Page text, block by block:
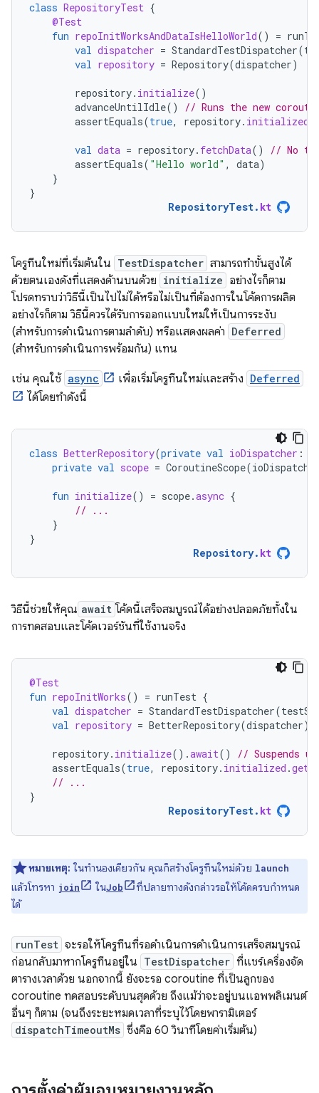
class RepositoryTest {
@Test
fun repoInitWorksAndDataIsHelloWorld() =
val dispatcher = StandardTestDispatcher(
val repository = Repository(dispatcher)
repository. initialize()
advanceUntilIdle()
// Runs the new
assertEquals(true, repository. initialized
val data = repository. fetchData()
// No
assertEquals( "Hello world" , data)
}
}
RepositoryTest. kt
โครูทีนใหม่ที่เริ่มต้นใน TestDispatcher สามารถทำขั้นสูงได้
ด้วยตนเองดังที่แสดงด้านบนด้วย initialize อย่างไรก็ตาม
โปรดทราบว่าวิธีนี้เป็นไปไม่ได้หรือไม่เป็นที่ต้องการในโค้ดการผลิต
อย่างไรก็ตาม วิธีนี้ควรได้รับการออกแบบใหม่ให้เป็นการระงับ
(สำหรับการดำเนินการตามลำดับ) หรือแสดงผลค่า Deferred
(สำหรับการดำเนินการพร้อมกัน) แทน
เช่น คุณใช้ async เพื่อเริ่มโครูทีนใหม่และสร้าง Deferred
ได้โดยทำดังนี้
class BetterRepository(private val ioDispatcher :
private val scope = CoroutineScope(
fun initialize() = scope.async {
// ...
}
}
Repository. kt
วิธีนี้ช่วยให้คุณ await โค้ดนี้เสร็จสมบูรณ์ได้อย่างปลอดภัยทั้งใน
การทดสอบและโค้ดเวอร์ชันที่ใช้งานจริง
@Test
fun repoInitWorks() = runTest {
val dispatcher = StandardTestDispatcher(
val repository = BetterRepository(dispatcher)
repository. initialize().await()
// Suspends
assertEquals(true, repository. initialized .get
// ...
}
RepositoryTest. kt
หมายเหตุ: ในทำนองเดียวกัน คุณก็สร้างโครูทีนใหม่ด้วย launch
แล้วโทรหา join ในJob
ที่ปลายทางดังกล่าวรอให้โค้ดครบกําหนด
ได้
runTest จะรอให้โครูทีนที่รอดำเนินการดำเนินการเสร็จสมบูรณ์
ก่อนกลับมาหากโครูทีนอยู่ใน TestDispatcher ที่แชร์เครื่องจัด
ตารางเวลาด้วย นอกจากนี้ ยังจะรอ coroutine ที่เป็นลูกของ
coroutine ทดสอบระดับบนสุดด้วย ถึงแม้ว่าจะอยู่บนแอพพลิเมนต์
อื่นๆ ก็ตาม (จนถึงระยะหมดเวลาที่ระบุไว้โดยพารามิเตอร์
dispatchTimeoutMs ซึ่งคือ 60 วินาทีโดยค่าเริ่มต้น)